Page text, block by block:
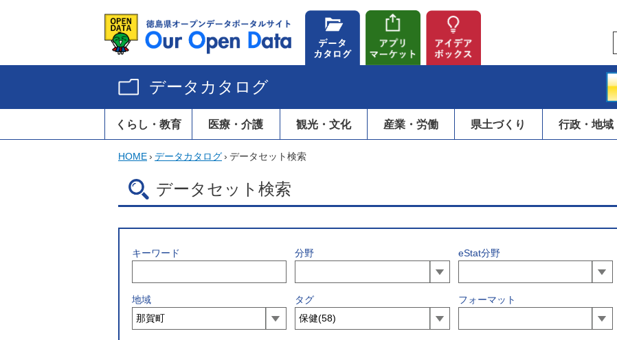
データカタログ
くらし・教育 医療・介護 観光・文化 産業・労働 県土づくり 行政・地域
HOME› データカタログ› データセット検索
データセット検索
キーワード 分野 eStat分野
地域 タグ フォーマット